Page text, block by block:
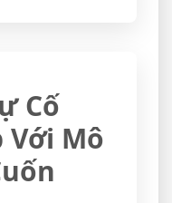
Cố
Với Mô